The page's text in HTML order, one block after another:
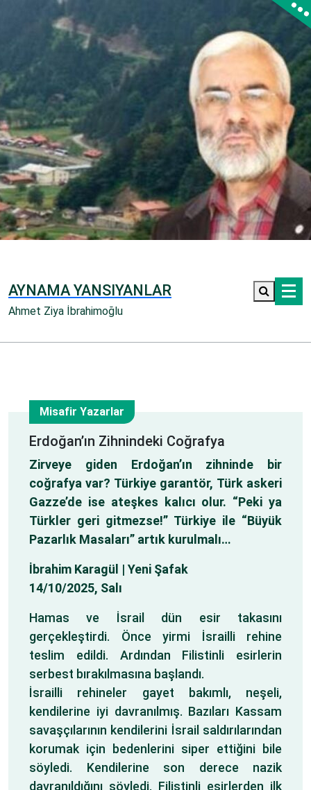
AYNAMA YANSIYANLAR
Ahmet Ziya İbrahimoğlu
14
Eki
Misafir Yazarlar
Erdoğan’ın Zihnindeki Coğrafya
Zirveye giden Erdoğan’ın zihninde bir
coğrafya var? Türkiye garantör, Türk askeri
Gazze’de ise ateşkes kalıcı olur. “Peki ya
Türkler geri gitmezse!” Türkiye ile “Büyük
Pazarlık Masaları” artık kurulmalı…
İbrahim Karagül | Yeni Şafak
14/10/2025, Salı
Hamas ve İsrail dün esir takasını
gerçekleştirdi. Önce yirmi İsrailli rehine
teslim edildi. Ardından Filistinli esirlerin
serbest bırakılmasına başlandı.
İsrailli rehineler gayet bakımlı, neşeli,
kendilerine iyi davranılmış. Bazıları Kassam
savaşçılarının kendilerini İsrail saldırılarından
korumak için bedenlerini siper ettiğini bile
söyledi. Kendilerine son derece nazik
davranıldığını söyledi. Filistinli esirlerden ilk